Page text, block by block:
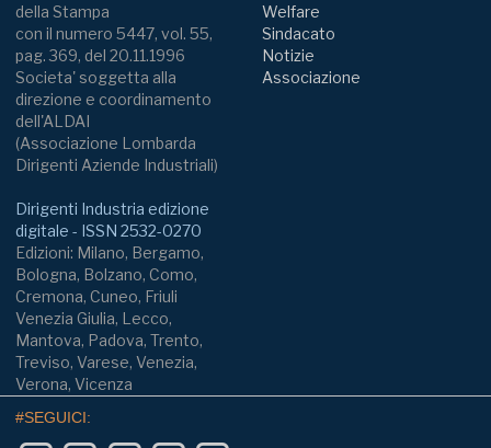
della Stampa
con il numero 5447, vol. 55,
pag. 369, del 20.11.1996
Societa' soggetta alla
direzione e coordinamento
dell'ALDAI
(Associazione Lombarda
Dirigenti Aziende Industriali)
Dirigenti Industria edizione
digitale - ISSN 2532-0270
Edizioni: Milano, Bergamo,
Bologna, Bolzano, Como,
Cremona, Cuneo, Friuli
Venezia Giulia, Lecco,
Mantova, Padova, Trento,
Treviso, Varese, Venezia,
Verona, Vicenza
Welfare
Sindacato
Notizie
Associazione
#SEGUICI: